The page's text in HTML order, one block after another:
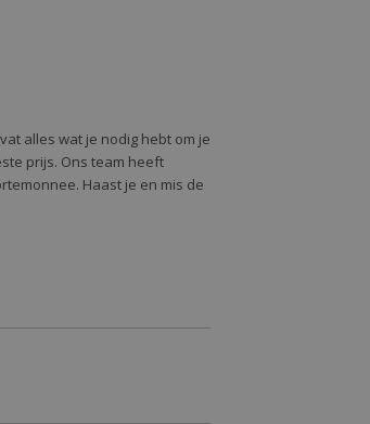
alles wat je nodig hebt om je
prijs. Ons team heeft
Haast je en mis de